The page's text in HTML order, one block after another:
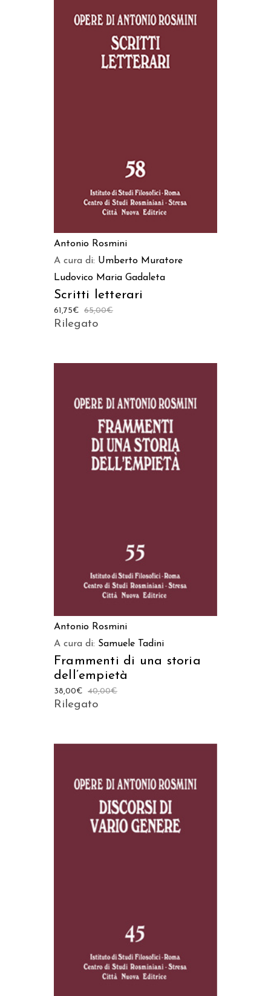
Antonio Rosmini
A cura di: Umberto Muratore
Ludovico Maria Gadaleta
Scritti letterari
65,00€
61,75€
Rilegato
Antonio Rosmini
A cura di: Samuele Tadini
Frammenti di una storia
dell’empietà
40,00€
38,00€
Rilegato